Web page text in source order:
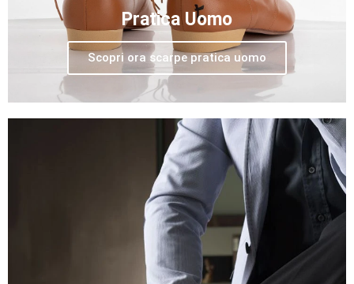
Pratica Uomo
Scopri ora scarpe pratica uomo